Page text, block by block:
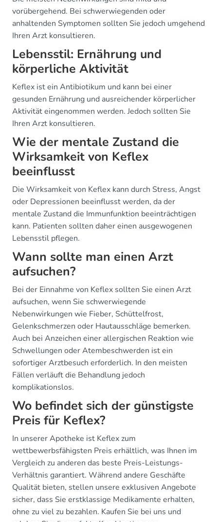
vorübergehend. Bei schwerwiegenden oder
anhaltenden Symptomen sollten Sie jedoch umgehend
Ihren Arzt konsultieren.
Lebensstil: Ernährung und
körperliche Aktivität
Keflex ist ein Antibiotikum und kann bei einer
gesunden Ernährung und ausreichender körperlicher
Aktivität eingenommen werden. Jedoch sollten Sie
Ihren Arzt konsultieren.
Wie der mentale Zustand die
Wirksamkeit von Keflex
beeinflusst
Die Wirksamkeit von Keflex kann durch Stress, Angst
oder Depressionen beeinflusst werden, da der
mentale Zustand die Immunfunktion beeinträchtigen
kann. Patienten sollten daher einen ausgewogenen
Lebensstil pflegen.
Wann sollte man einen Arzt
aufsuchen?
Bei der Einnahme von Keflex sollten Sie einen Arzt
aufsuchen, wenn Sie schwerwiegende
Nebenwirkungen wie Fieber, Schüttelfrost,
Gelenkschmerzen oder Hautausschläge bemerken.
Auch bei Anzeichen einer allergischen Reaktion wie
Schwellungen oder Atembeschwerden ist ein
sofortiger Arztbesuch erforderlich. In den meisten
Fällen verläuft die Behandlung jedoch
komplikationslos.
Wo befindet sich der günstigste
Preis für Keflex?
In unserer Apotheke ist Keflex zum
wettbewerbsfähigsten Preis erhältlich, was Ihnen im
Vergleich zu anderen das beste Preis-Leistungs-
Verhältnis garantiert. Während andere Geschäfte
Qualität bieten, stellen unsere exklusiven Angebote
sicher, dass Sie erstklassige Medikamente erhalten,
ohne zu viel zu bezahlen. Kaufen Sie bei uns und